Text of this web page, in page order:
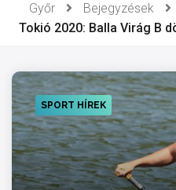
Győr Bejegyzések
Tokió 2020: Balla Virág B
SPORT HÍREK